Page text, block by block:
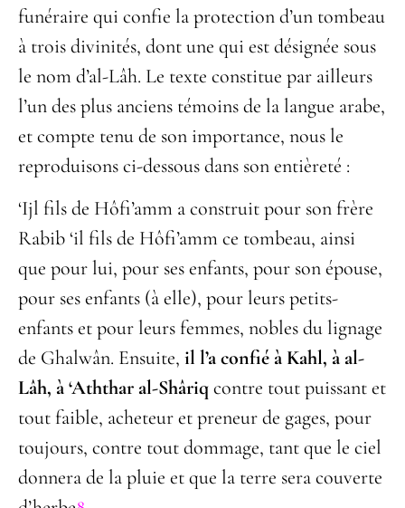
funéraire qui confie la protection d’un tombeau
à trois divinités, dont une qui est désignée sous
le nom d’al-Lâh. Le texte constitue par ailleurs
l’un des plus anciens témoins de la langue arabe,
et compte tenu de son importance, nous le
reproduisons ci-dessous dans son entièreté :
‘Ijl fils de Hôfi’amm a construit pour son frère
Rabib ‘il fils de Hôfi’amm ce tombeau, ainsi
que pour lui, pour ses enfants, pour son épouse,
pour ses enfants (à elle), pour leurs petits-
enfants et pour leurs femmes, nobles du lignage
de Ghalwân. Ensuite, il l’a confié à Kahl, à al-
Lâh, à ‘Aththar al-Shâriqcontre tout puissant et
tout faible, acheteur et preneur de gages, pour
toujours, contre tout dommage, tant que le ciel
donnera de la pluie et que la terre sera couverte